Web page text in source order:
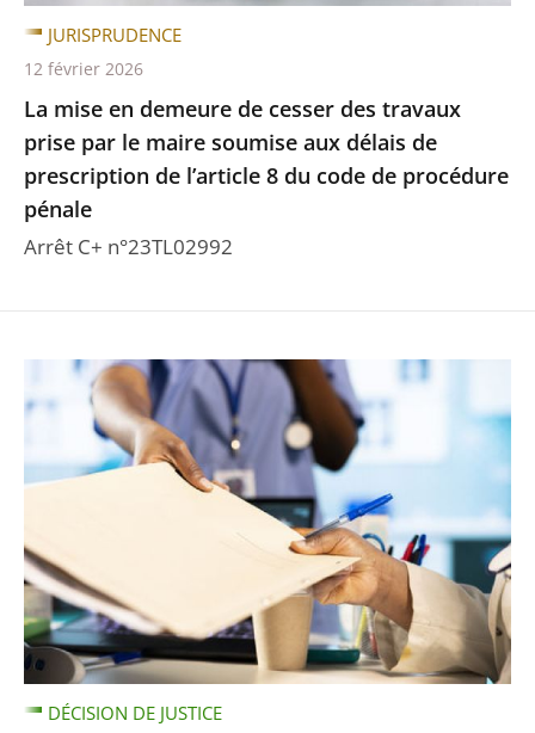
La mise en demeure de cesser des travaux
prise par le maire soumise aux délais de
prescription de l’article 8 du code de procédure
pénale
Arrêt C+ n°23TL02992
JURISPRUDENCE
12 février 2026
DÉCISION DE JUSTICE